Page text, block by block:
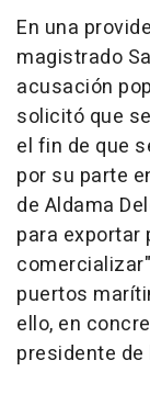
En una
magistrado
acusación
solicitó que
el fin de que
por su parte
de Aldama
para exportar
puertos
ello, en
presidente